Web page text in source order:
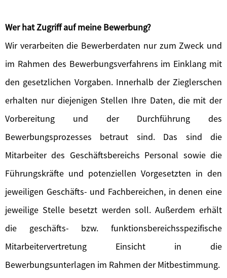
Wer hat Zugriff auf meine Bewerbung?
Wir verarbeiten die Bewerberdaten nur zum Zweck und
im Rahmen des Bewerbungsverfahrens im Einklang mit
den gesetzlichen Vorgaben. Innerhalb der Zieglerschen
erhalten nur diejenigen Stellen Ihre Daten, die mit der
Vorbereitung und der Durchführung des
Bewerbungsprozesses betraut sind. Das sind die
Mitarbeiter des Geschäftsbereichs Personal sowie die
Führungskräfte und potenziellen Vorgesetzten in den
jeweiligen Geschäfts- und Fachbereichen, in denen eine
jeweilige Stelle besetzt werden soll. Außerdem erhält
die geschäfts- bzw. funktionsbereichsspezifische
Mitarbeitervertretung Einsicht in die
Bewerbungsunterlagen im Rahmen der Mitbestimmung.